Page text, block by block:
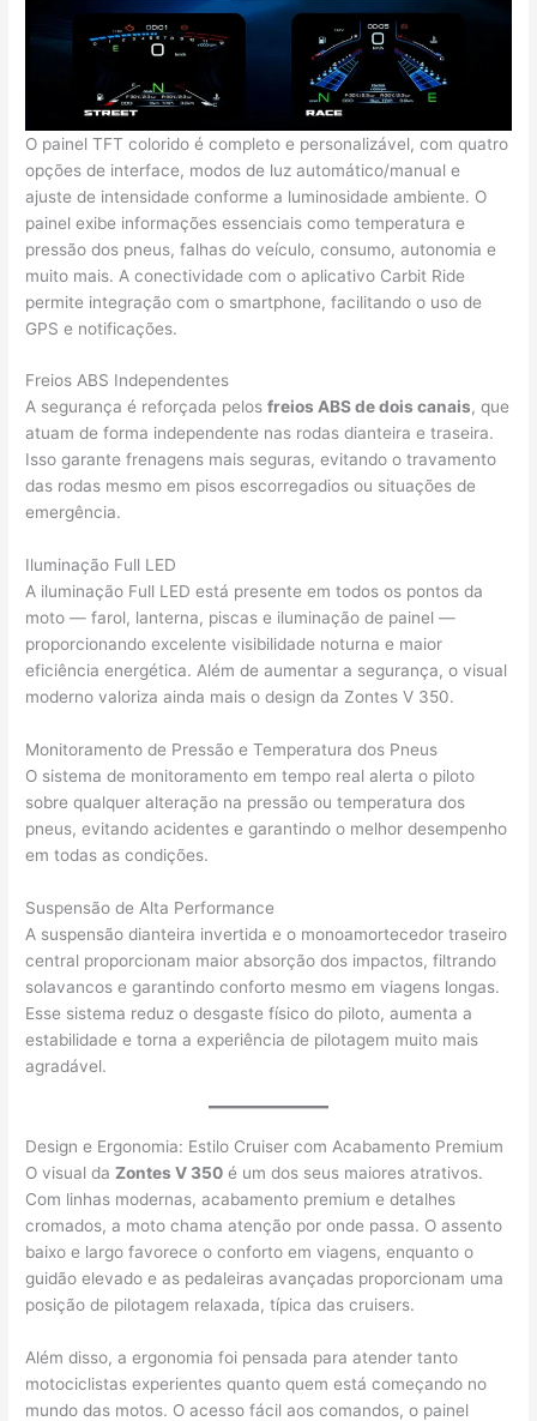
O painel TFT colorido é completo e personalizável, com quatro
opções de interface, modos de luz automático/manual e
ajuste de intensidade conforme a luminosidade ambiente. O
painel exibe informações essenciais como temperatura e
pressão dos pneus, falhas do veículo, consumo, autonomia e
muito mais. A conectividade com o aplicativo Carbit Ride
permite integração com o smartphone, facilitando o uso de
GPS e notificações.
Freios ABS Independentes
A segurança é reforçada pelosfreios ABS de dois canais, que
atuam de forma independente nas rodas dianteira e traseira.
Isso garante frenagens mais seguras, evitando o travamento
das rodas mesmo em pisos escorregadios ou situações de
emergência.
Iluminação Full LED
A iluminação Full LED está presente em todos os pontos da
moto — farol, lanterna, piscas e iluminação de painel —
proporcionando excelente visibilidade noturna e maior
eficiência energética. Além de aumentar a segurança, o visual
moderno valoriza ainda mais o design da Zontes V 350.
Monitoramento de Pressão e Temperatura dos Pneus
O sistema de monitoramento em tempo real alerta o piloto
sobre qualquer alteração na pressão ou temperatura dos
pneus, evitando acidentes e garantindo o melhor desempenho
em todas as condições.
Suspensão de Alta Performance
A suspensão dianteira invertida e o monoamortecedor traseiro
central proporcionam maior absorção dos impactos, filtrando
solavancos e garantindo conforto mesmo em viagens longas.
Esse sistema reduz o desgaste físico do piloto, aumenta a
estabilidade e torna a experiência de pilotagem muito mais
agradável.
Design e Ergonomia: Estilo Cruiser com Acabamento Premium
O visual daZontes V 350 é um dos seus maiores atrativos.
Com linhas modernas, acabamento premium e detalhes
cromados, a moto chama atenção por onde passa. O assento
baixo e largo favorece o conforto em viagens, enquanto o
guidão elevado e as pedaleiras avançadas proporcionam uma
posição de pilotagem relaxada, típica das cruisers.
Além disso, a ergonomia foi pensada para atender tanto
motociclistas experientes quanto quem está começando no
mundo das motos. O acesso fácil aos comandos, o painel